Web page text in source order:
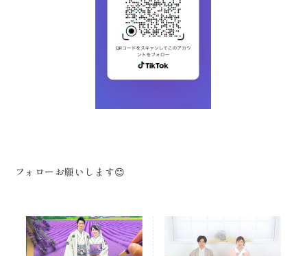
フォローお願いします😊